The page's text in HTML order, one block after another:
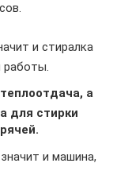
и стиралка
работы.
а
для стирки
и машина,